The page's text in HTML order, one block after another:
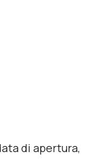
di apertura,